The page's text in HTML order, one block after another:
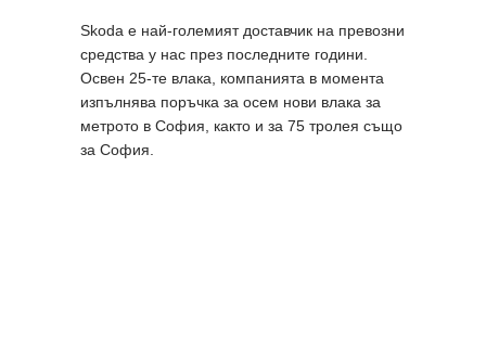
Skoda е най-големият доставчик на превозни
средства у нас през последните години.
Освен 25-те влака, компанията в момента
изпълнява поръчка за осем нови влака за
метрото в София, както и за 75 тролея също
за София.